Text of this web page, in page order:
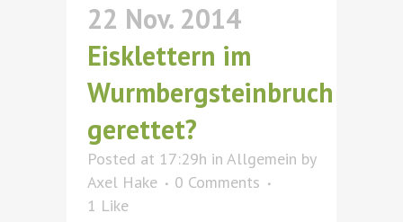
22 Nov. 2014
Eisklettern im
Wurmbergsteinbruch
gerettet?
Posted at 17:29h in Allgemein by
Axel Hake
0 Comments
1 Like